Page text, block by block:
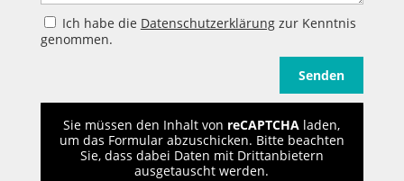
Ich habe die Datenschutzerklärungzur Kenntnis
genommen.
Sie müssen den Inhalt von reCAPTCHA laden,
um das Formular abzuschicken. Bitte beachten
Sie, dass dabei Daten mit Drittanbietern
ausgetauscht werden.